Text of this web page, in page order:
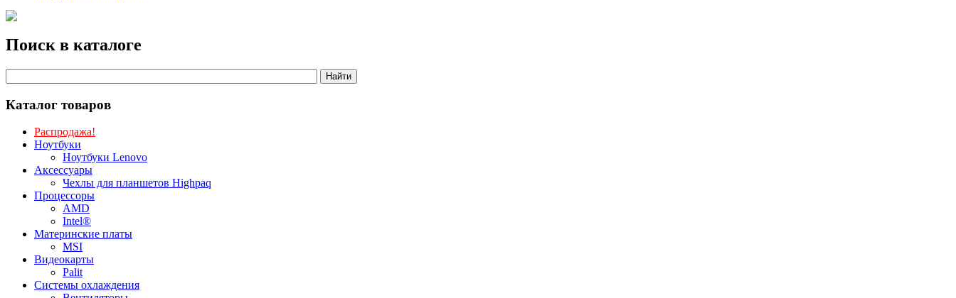
Поиск в каталоге
Каталог товаров
Распродажа!
Ноутбуки
Ноутбуки Lenovo
Аксессуары
Чехлы для планшетов Highpaq
Процессоры
AMD
Intel®
Материнские платы
MSI
Видеокарты
Palit
Системы охлаждения